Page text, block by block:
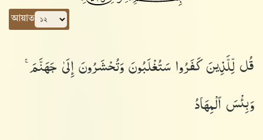
আয়াত
قُل لِّلَّذِينَ كَفَرُوا۟ سَتُغْلَبُونَ وَتُحْشَرُونَ إِلَىٰ جَهَنَّمَ ۚ
وَبِئْسَ ٱلْمِهَادُ